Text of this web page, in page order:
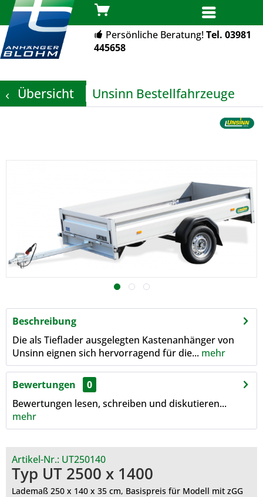
Persönliche Beratung!Tel. 03981
445658
Übersicht Unsinn Bestellfahrzeuge
Beschreibung
Die als Tieflader ausgelegten Kastenanhänger von
Unsinn eignen sich hervorragend für die... mehr
Bewertungen
0
Bewertungen lesen, schreiben und diskutieren...
mehr
Artikel-Nr.: UT250140
Typ UT 2500 x 1400
Lademaß 250 x 140 x 35 cm, Basispreis für Modell mit zGG